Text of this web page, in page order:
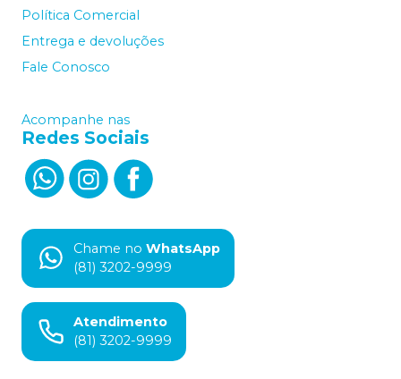
Política Comercial
Entrega e devoluções
Fale Conosco
Acompanhe nas
Redes Sociais
Chame no WhatsApp
(81) 3202-9999
Atendimento
(81) 3202-9999